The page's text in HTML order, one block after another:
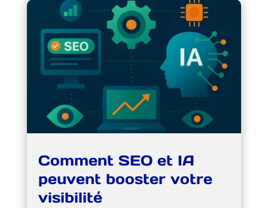
Comment SEO et IA
peuvent booster votre
visibilité